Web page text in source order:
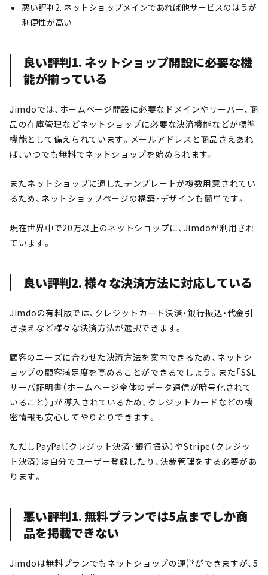
悪い評判2. ネットショップメインであれば他サービスのほうが
利便性が高い
良い評判1. ネットショップ開設に必要な機
能が揃っている
Jimdoでは、ホームページ開設に必要なドメインやサーバー、商
品の在庫管理などネットショップに必要な決済機能などが標準
機能として備えられています。メールアドレスと商品さえあれ
ば、いつでも無料でネットショップを始められます。
またネットショップに適したテンプレートが複数用意されてい
るため、ネットショップページの構築・デザインも簡単です。
現在世界中で20万以上のネットショップに、Jimdoが利用され
ています。
良い評判2. 様々な決済方法に対応している
Jimdoの有料版では、クレジットカード決済・銀行振込・代金引
き換えなど様々な決済方法が選択できます。
顧客のニーズに合わせた決済方法を案内できるため、ネットシ
ョップの顧客満足度を高めることができるでしょう。また「SSL
サーバ証明書（ホームページ全体のデータ通信が暗号化されて
いること）」が導入されているため、クレジットカードなどの機
密情報も安心してやりとりできます。
ただしPayPal（クレジット決済・銀行振込）やStripe（クレジッ
ト決済）は自分でユーザー登録したり、決裁管理をする必要があ
ります。
悪い評判1. 無料プランでは5点までしか商
品を掲載できない
Jimdoは無料プランでもネットショップの運営ができますが、5